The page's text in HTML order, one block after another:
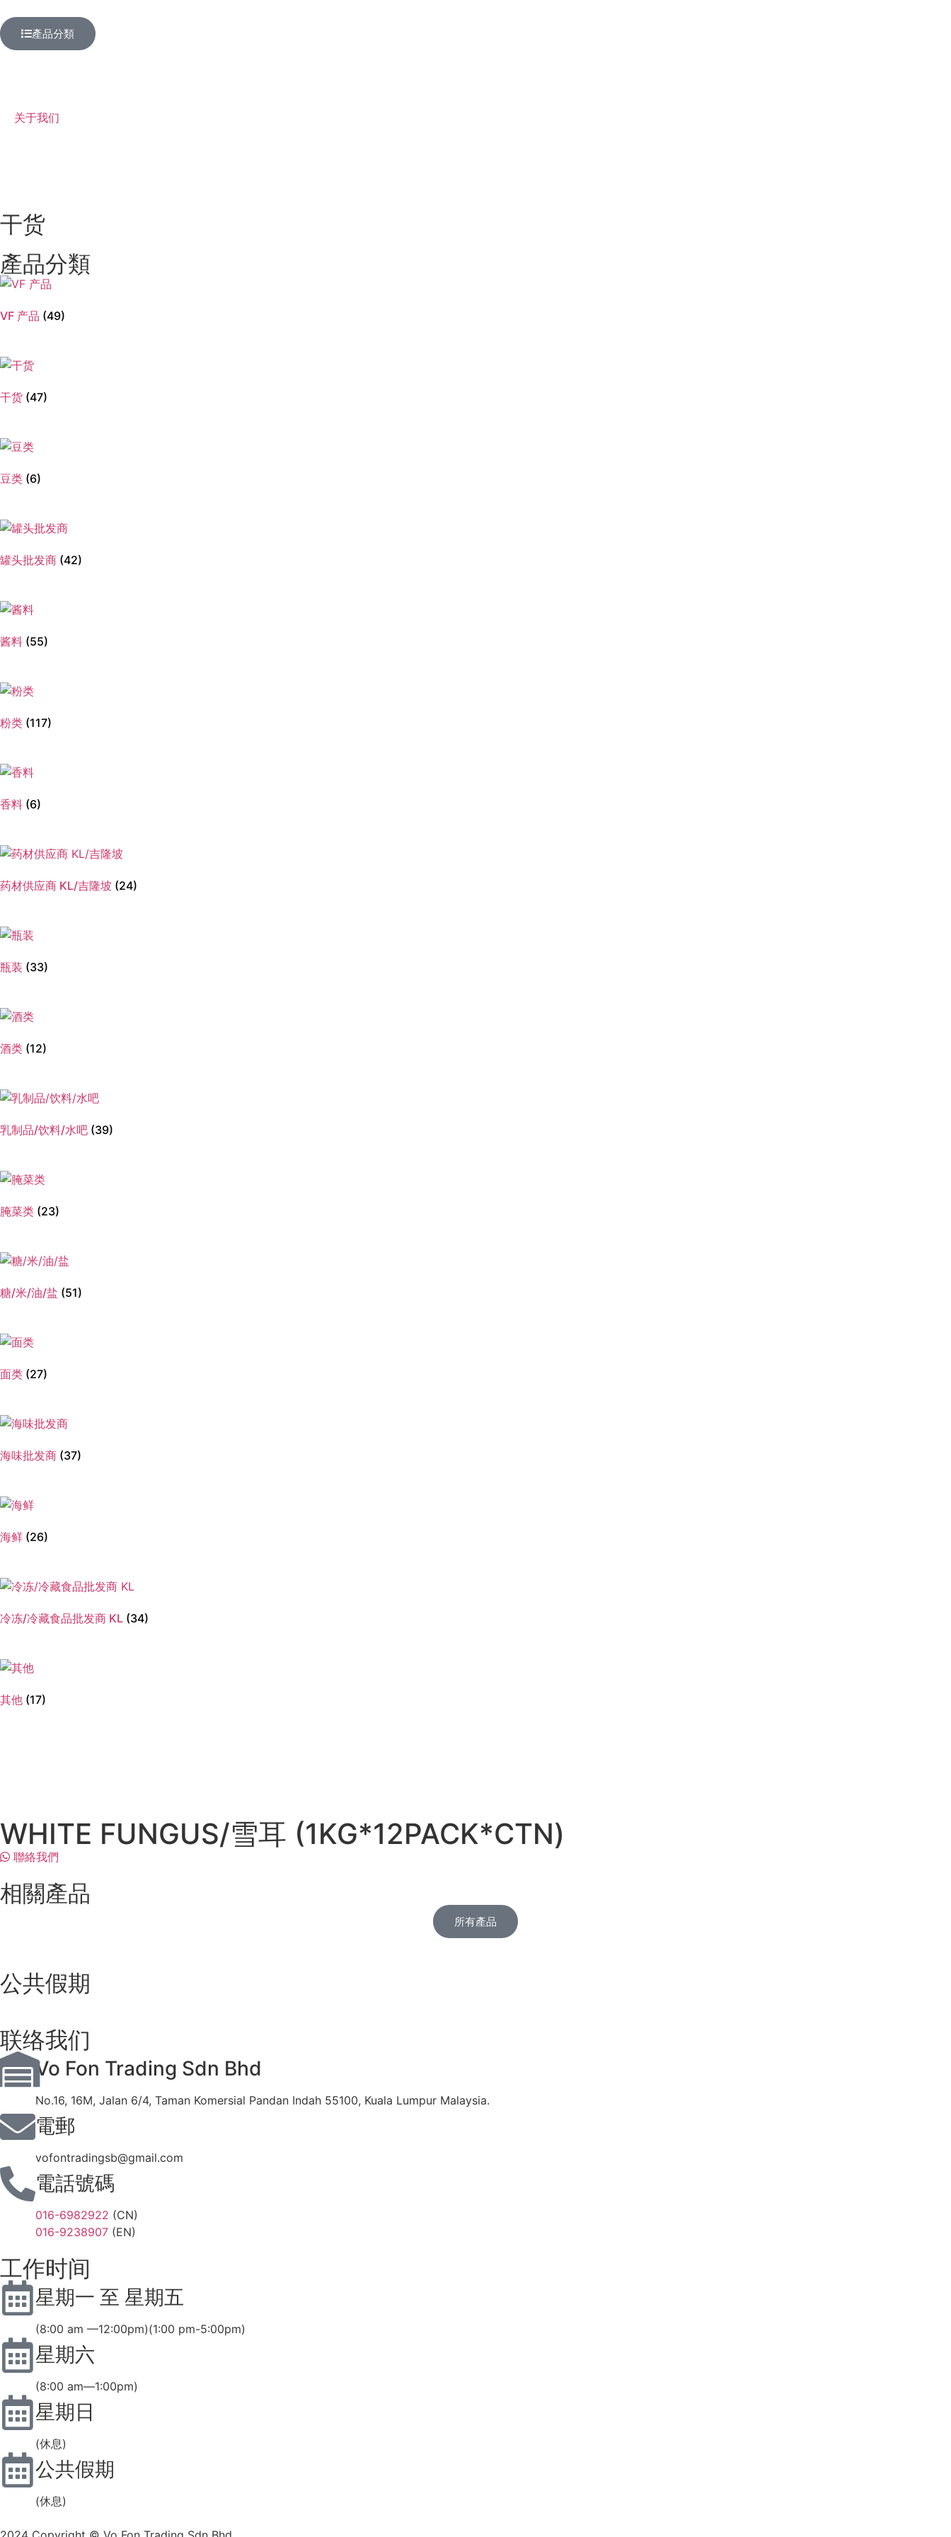
產品分類
关于我们
干货
產品分類
VF 产品 (49)
干货 (47)
豆类 (6)
罐头批发商 (42)
酱料 (55)
粉类 (117)
香料 (6)
药材供应商 KL/吉隆坡 (24)
瓶装 (33)
酒类 (12)
乳制品/饮料/水吧 (39)
腌菜类 (23)
糖/米/油/盐 (51)
面类 (27)
海味批发商 (37)
海鲜 (26)
冷冻/冷藏食品批发商 KL (34)
其他 (17)
WHITE FUNGUS/雪耳 (1KG*12PACK*CTN)
聯絡我們
相關產品
所有產品
公共假期
联络我们
Vo Fon Trading Sdn Bhd
No.16, 16M, Jalan 6/4, Taman Komersial Pandan Indah 55100, Kuala Lumpur Malaysia.
電郵
vofontradingsb@gmail.com
電話號碼
016-6982922 (CN)
016-9238907 (EN)
工作时间
星期一 至 星期五
(8:00 am —12:00pm)(1:00 pm-5:00pm)
星期六
(8:00 am—1:00pm)
星期日
(休息)
公共假期
(休息)